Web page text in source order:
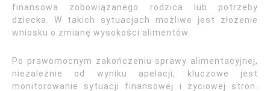
finansowa zobowiązanego rodzica lub potrzeby
dziecka. W takich sytuacjach możliwe jest złożenie
wniosku o zmianę wysokości alimentów.
Po prawomocnym zakończeniu sprawy alimentacyjnej,
niezależnie od wyniku apelacji, kluczowe jest
monitorowanie sytuacji finansowej i życiowej stron.